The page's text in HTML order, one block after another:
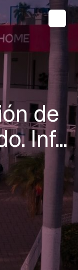
de
Inf…